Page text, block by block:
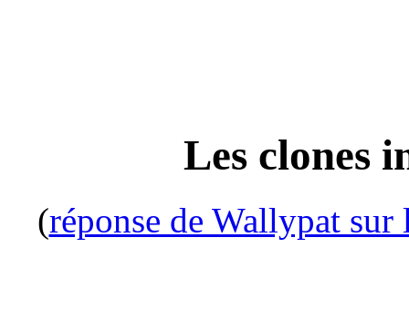
Les clones
(réponse de Wallypat